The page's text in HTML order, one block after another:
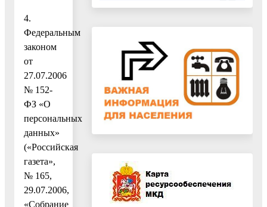
4.
Федеральным
законом
от
27.07.2006
№ 152-
ФЗ «О
персональных
данных»
(«Российская
газета»,
№ 165,
29.07.2006,
«Собрание